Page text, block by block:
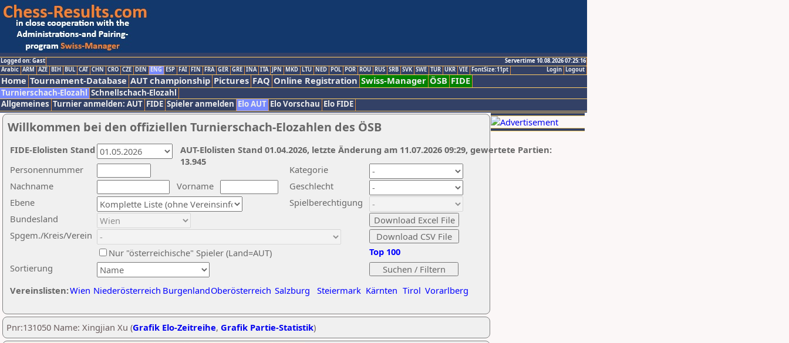
Logged on: Gast
Servertime 10.08.2026 07:25:16
Logout
Login
Arabic ARM AZE BIH BUL CAT CHN CRO CZE DEN ENG ESP FAI FIN FRA GER GRE INA ITA JPN MKD LTU NED POL POR ROU RUS SRB SVK SWE TUR UKR VIE FontSize:11pt
Home Tournament-Database AUT championship Pictures FAQ Online Registration Swiss-Manager ÖSB FIDE
Turnierschach-Elozahl Schnellschach-Elozahl
Allgemeines Turnier anmelden: AUT FIDE Spieler anmelden Elo AUT Elo Vorschau Elo FIDE
Willkommen bei den offiziellen Turnierschach-Elozahlen des ÖSB
Nachname
Vorname
Ebene
Kategorie
Sortierung
Personennummer
Bundesland
Spgem./Kreis/Verein
Geschlecht
Nur "österreichische" Spieler (Land=AUT)
Spielberechtigung
Vereinslisten:Wien Niederösterreich BurgenlandOberösterreich Salzburg Steiermark Kärnten Tirol Vorarlberg
Top 100
AUT-Elolisten Stand 01.04.2026, letzte Änderung am 11.07.2026 09:29, gewertete Partien:
13.945
FIDE-Elolisten Stand
Pnr:131050 Name: Xingjian Xu (Grafik Elo-Zeitreihe, Grafik Partie-Statistik)